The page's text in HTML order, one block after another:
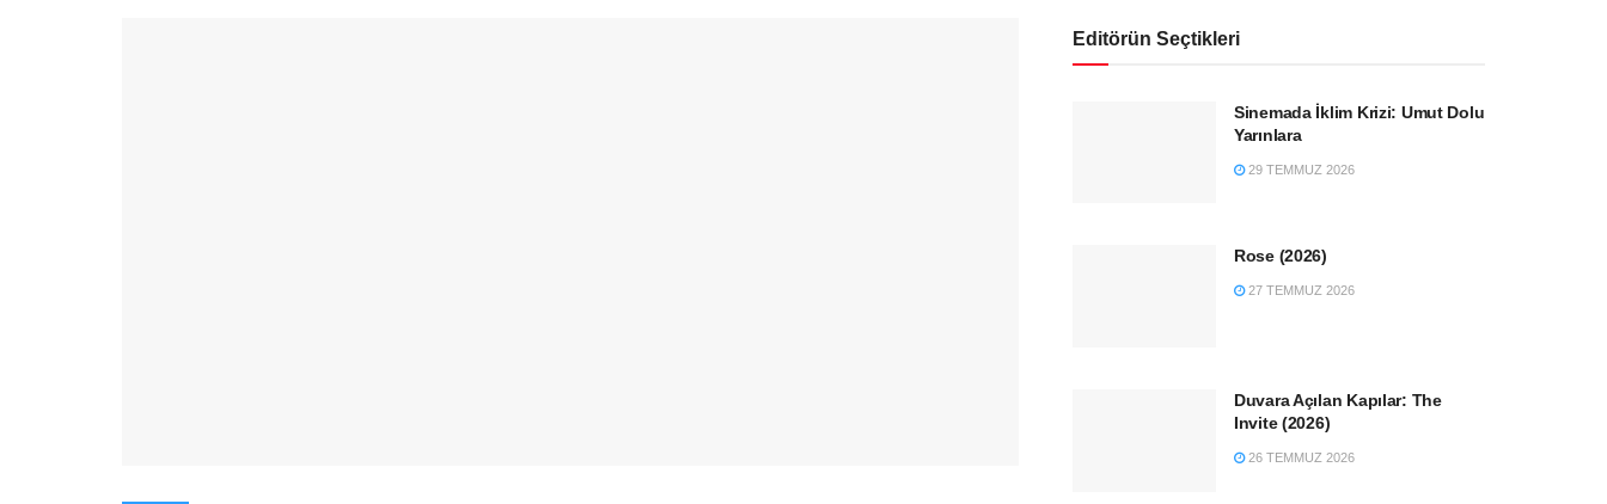
Editörün Seçtikleri
Sinemada İklim Krizi: Umut Dolu
Yarınlara
29 TEMMUZ 2026
Rose (2026)
27 TEMMUZ 2026
Duvara Açılan Kapılar: The
Invite (2026)
26 TEMMUZ 2026